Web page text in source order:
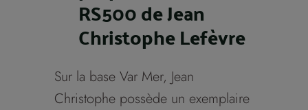
RS500 de Jean
Christophe Lefèvre
Sur la base Var Mer, Jean
Christophe possède un exemplaire